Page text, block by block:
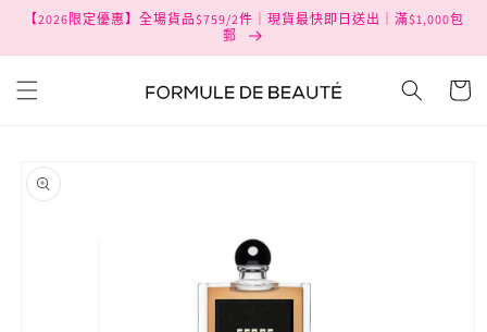
跳至內
【2026限定優惠】全場貨品$759/2件｜現貨最快即日送出｜滿$1,000包
郵
購
物
略過產
品資訊